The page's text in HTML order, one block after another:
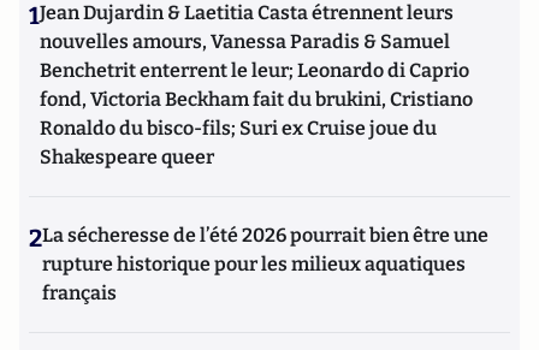
1Jean Dujardin & Laetitia Casta étrennent leurs
nouvelles amours, Vanessa Paradis & Samuel
Benchetrit enterrent le leur; Leonardo di Caprio
fond, Victoria Beckham fait du brukini, Cristiano
Ronaldo du bisco-fils; Suri ex Cruise joue du
Shakespeare queer
2La sécheresse de l’été 2026 pourrait bien être une
rupture historique pour les milieux aquatiques
français